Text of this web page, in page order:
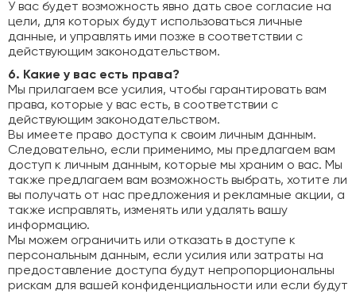
У вас будет возможность явно дать свое согласие на
цели, для которых будут использоваться личные
данные, и управлять ими позже в соответствии с
действующим законодательством.
6. Какие у вас есть права?
Мы прилагаем все усилия, чтобы гарантировать вам
права, которые у вас есть, в соответствии с
действующим законодательством.
Вы имеете право доступа к своим личным данным.
Следовательно, если применимо, мы предлагаем вам
доступ к личным данным, которые мы храним о вас. Мы
также предлагаем вам возможность выбрать, хотите ли
вы получать от нас предложения и рекламные акции, а
также исправлять, изменять или удалять вашу
информацию.
Мы можем ограничить или отказать в доступе к
персональным данным, если усилия или затраты на
предоставление доступа будут непропорциональны
рискам для вашей конфиденциальности или если будут